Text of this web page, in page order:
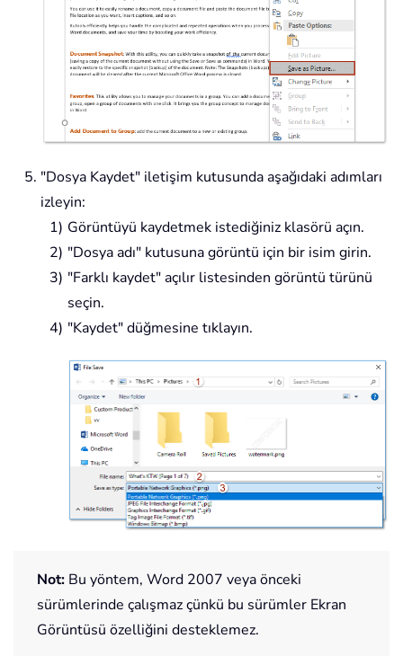
"Dosya Kaydet" iletişim kutusunda aşağıdaki adımları
izleyin:
Görüntüyü kaydetmek istediğiniz klasörü açın.
"Dosya adı" kutusuna görüntü için bir isim girin.
"Farklı kaydet" açılır listesinden görüntü türünü
seçin.
"Kaydet" düğmesine tıklayın.
Not: Bu yöntem, Word 2007 veya önceki
sürümlerinde çalışmaz çünkü bu sürümler Ekran
Görüntüsü özelliğini desteklemez.